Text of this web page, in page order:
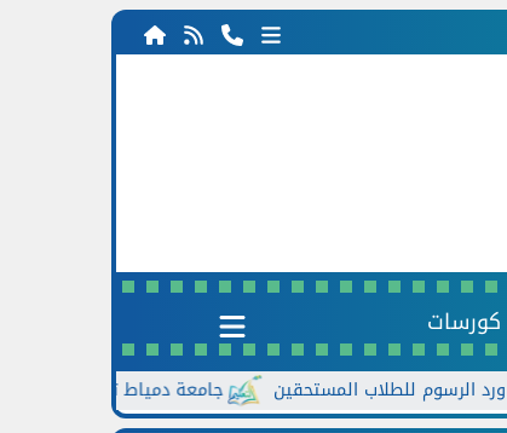
كورسات
جامعة دمياط تعزز الحوار مع الطلاب..